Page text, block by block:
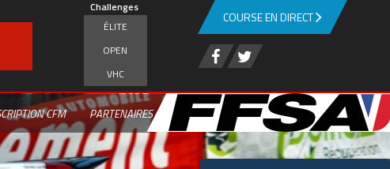
Challenges
ÉLITE
OPEN
VHC
CFM PARTENAIRES
COURSE EN DIRECT